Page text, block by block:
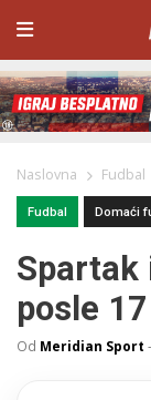
Naslovna Fudbal
Fudbal Domaći
Spartak
posle
Od Meridian Sport -